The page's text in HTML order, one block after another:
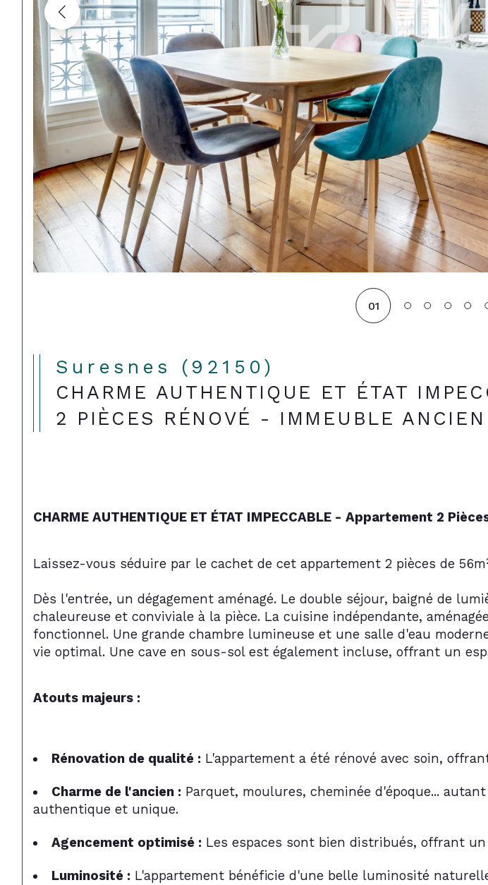
01
Suresnes (92150)
CHARME AUTHENTIQUE ET ÉTAT
2 PIÈCES RÉNOVÉ - IMMEUBLE ANCIEN
CHARME AUTHENTIQUE ET ÉTAT IMPECCABLE - Appartement 2
Laissez-vous séduire par le cachet de cet appartement 2 pièces de
Dès l'entrée, un dégagement aménagé. Le double séjour, baigné de
chaleureuse et conviviale à la pièce. La cuisine indépendante,
fonctionnel. Une grande chambre lumineuse et une salle d'eau
vie optimal. Une cave en sous-sol est également incluse, offrant un
Atouts majeurs :
Rénovation de qualité : L'appartement a été rénové avec soin,
Charme de l'ancien : Parquet, moulures, cheminée d'époque...
authentique et unique.
Agencement optimisé : Les espaces sont bien distribués, offrant
Luminosité : L'appartement bénéficie d'une belle luminosité